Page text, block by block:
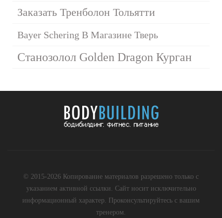
Заказать Тренболон Тольятти
Bayer Schering В Магазине Тверь
Cтанозолол Golden Dragon Курган
© 2015-2026 Копирование материалов разрешено только с
указанием активной ссылки. Сайт носит исключительно
информационный характер. Проконсультируйтесь с вашим
тренером.